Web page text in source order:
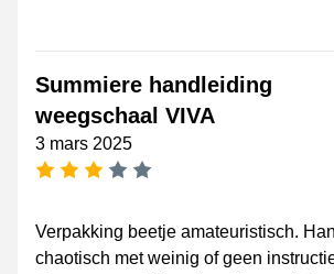
Summiere handleiding
weegschaal VIVA
3 mars 2025
Verpakking beetje amateuristisch.
chaotisch met weinig of geen